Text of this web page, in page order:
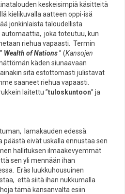
keskeisimpiä käsitteitä
kielikuvalla aatteen oppi-isä
jonkinlaista taloudellista
automaattia, joka toteutuu, kun
riehua vapaasti. Termin
Wealth of Nations” (Kansojen
käden siunaavaan
sitä estottomasti julistavat
saaneet riehua vapaasti.
laitettu ”tuloskuntoon” ja
lamakauden edessä.
päästä eivät uskalla ennustaa sen
hallituksen ilmaakevyemmät
sen yli mennään ihan
Eräs luukkuhousuinen
että siitä ihan nukkumalla
tämä kansanvalta esiin